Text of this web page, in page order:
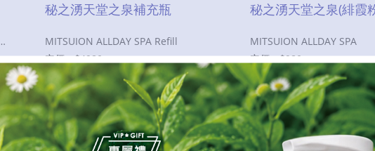
TONER
秘之湧天堂之泉補充瓶
MITSUION ALLDAY SPA Refill
定價：$4980
特價：$2180
立即購買 加入購物車
秘之湧天堂之泉(緋霞
MITSUION ALLDAY SPA
定價：$980
特價：$440
立即購買 加